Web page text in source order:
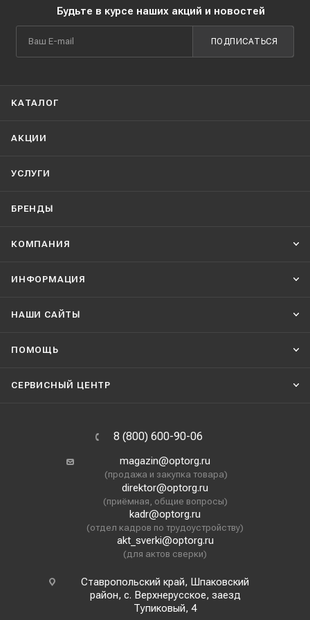
Будьте в курсе наших акций и новостей
ПОДПИСАТЬСЯ
КАТАЛОГ
АКЦИИ
УСЛУГИ
БРЕНДЫ
КОМПАНИЯ
ИНФОРМАЦИЯ
НАШИ CАЙТЫ
ПОМОЩЬ
СЕРВИСНЫЙ ЦЕНТР
8 (800) 600-90-06
magazin@optorg.ru
(продажа и закупка товара)
direktor@optorg.ru
(приёмная, общие вопросы)
kadr@optorg.ru
(отдел кадров по трудоустройству)
akt_sverki@optorg.ru
(для актов сверки)
Ставропольский край, Шпаковский
район, с. Верхнерусское, заезд
Тупиковый, 4